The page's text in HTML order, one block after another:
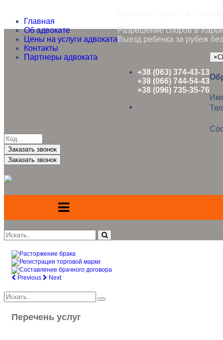
Главная
Об адвокате
Цены на услуги адвоката
Контакты
Партнеры адвоката
Разрешение споров в
Выезд ребенка за рубеж
+38 (063) 374-43-13
+38 (066) 744-54-43
+38 (096) 735-35-76
×
Заказать звонок
Previous Next
Перечень услуг